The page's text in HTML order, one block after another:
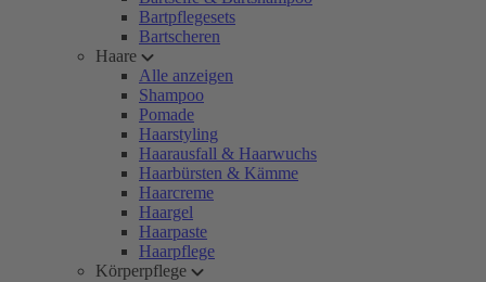
Bartpflegesets
Bartscheren
Haare
Alle anzeigen
Shampoo
Pomade
Haarstyling
Haarausfall & Haarwuchs
Haarbürsten & Kämme
Haarcreme
Haargel
Haarpaste
Haarpflege
Körperpflege